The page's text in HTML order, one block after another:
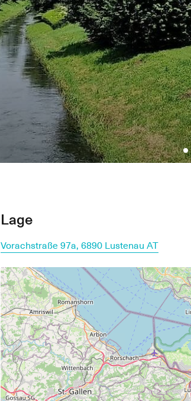
Lage
Vorachstraße 97a, 6890 Lustenau AT